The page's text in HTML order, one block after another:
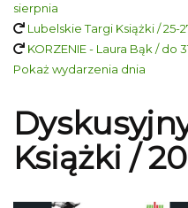
sierpnia
Lubelskie Targi Książki / 25-
KORZENIE - Laura Bąk / do
Pokaż wydarzenia dnia
Książki /